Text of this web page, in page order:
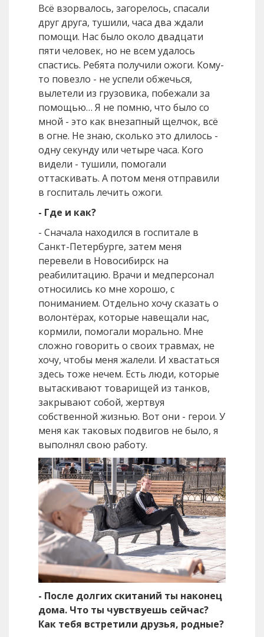
Всё взорвалось, загорелось, спасали
друг друга, тушили, часа два ждали
помощи. Нас было около двадцати
пяти человек, но не всем удалось
спастись. Ребята получили ожоги. Кому-
то повезло - не успели обжечься,
вылетели из грузовика, побежали за
помощью… Я не помню, что было со
мной - это как внезапный щелчок, всё
в огне. Не знаю, сколько это длилось -
одну секунду или четыре часа. Кого
видели - тушили, помогали
оттаскивать. А потом меня отправили
в госпиталь лечить ожоги.
- Где и как?
- Сначала находился в госпитале в
Санкт-Петербурге, затем меня
перевели в Новосибирск на
реабилитацию. Врачи и медперсонал
относились ко мне хорошо, с
пониманием. Отдельно хочу сказать о
волонтёрах, которые навещали нас,
кормили, помогали морально. Мне
сложно говорить о своих травмах, не
хочу, чтобы меня жалели. И хвастаться
здесь тоже нечем. Есть люди, которые
вытаскивают товарищей из танков,
закрывают собой, жертвуя
собственной жизнью. Вот они - герои. У
меня как таковых подвигов не было, я
выполнял свою работу.
- После долгих скитаний ты наконец
дома. Что ты чувствуешь сейчас?
Как тебя встретили друзья, родные?